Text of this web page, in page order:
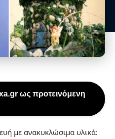
ως προτεινόμενη
με ανακυκλώσιμα υλικά: